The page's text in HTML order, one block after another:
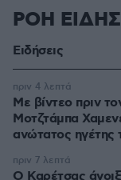
ΡΟΗ
Ειδήσεις
Με βίντεο πριν
Μοτζτάμπα
ανώτατος ηγέτης
πριν 4 λεπτά
Ο Καρέτσας
πριν 7 λεπτά